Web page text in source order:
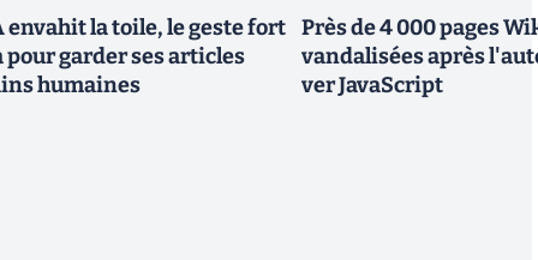
envahit la toile, le geste fort
garder ses articles
humaines
Près de 4 000 pages
vandalisées après
ver JavaScript